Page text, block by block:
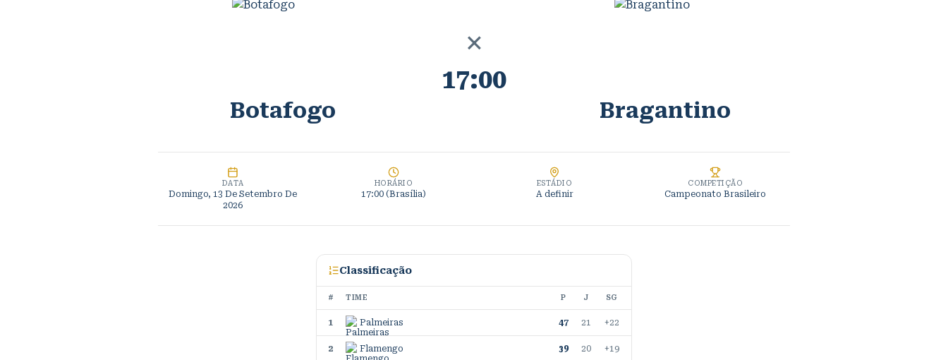
Botafogo
×
17:00
Bragantino
DATA
Domingo, 13 De Setembro De
2026
HORÁRIO
17:00 (Brasília)
ESTÁDIO
A definir
COMPETIÇÃO
Campeonato Brasileiro
Classificação
# TIME P J SG
1 Palmeiras 47 21 +22
2 Flamengo 39 20 +19